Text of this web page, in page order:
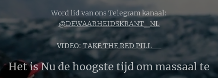
Word lid van ons Telegram kanaal:
@DEWAARHEIDSKRANT_NL
VIDEO: TAKE THE RED PILL 🔴
Het is Nu de hoogste tijd om massaal te